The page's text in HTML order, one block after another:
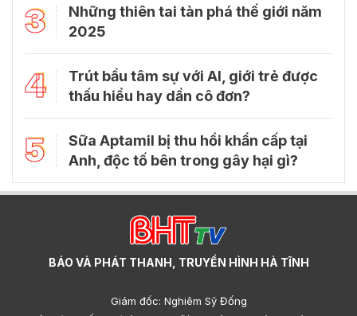
3
Những thiên tai tàn phá thế giới năm
2025
4
Trút bầu tâm sự với Al, giới trẻ được
thấu hiểu hay dần cô đơn?
5
Sữa Aptamil bị thu hồi khẩn cấp tại
Anh, độc tố bên trong gây hại gì?
BÁO VÀ PHÁT THANH, TRUYỀN HÌNH HÀ TĨNH
Giám đốc: Nghiêm Sỹ Đống